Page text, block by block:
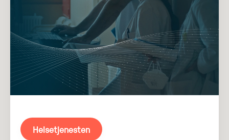
Helsetjenesten